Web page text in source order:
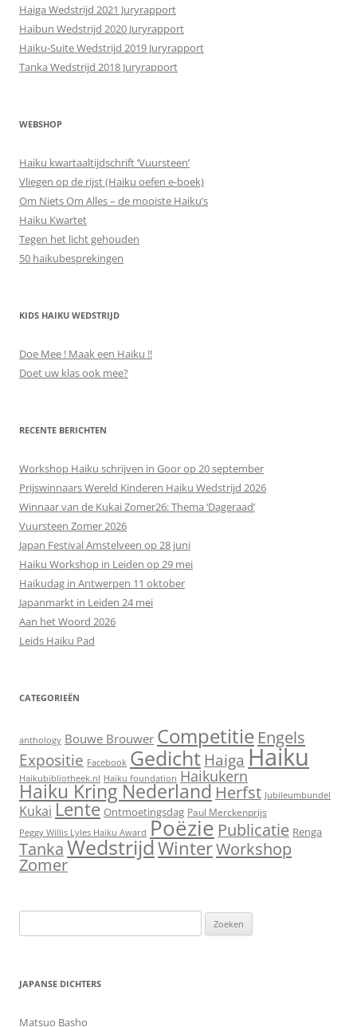
Haiga Wedstrijd 2021 Juryrapport
Haibun Wedstrijd 2020 Juryrapport
Haiku-Suite Wedstrijd 2019 Juryrapport
Tanka Wedstrijd 2018 Juryrapport
WEBSHOP
Haiku kwartaaltijdschrift ‘Vuursteen’
Vliegen op de rijst (Haiku oefen e-boek)
Om Niets Om Alles – de mooiste Haiku’s
Haiku Kwartet
Tegen het licht gehouden
50 haikubesprekingen
KIDS HAIKU WEDSTRIJD
Doe Mee ! Maak een Haiku !!
Doet uw klas ook mee?
RECENTE BERICHTEN
Workshop Haiku schrijven in Goor op 20 september
Prijswinnaars Wereld Kinderen Haiku Wedstrijd 2026
Winnaar van de Kukai Zomer26: Thema ‘Dageraad’
Vuursteen Zomer 2026
Japan Festival Amstelveen op 28 juni
Haiku Workshop in Leiden op 29 mei
Haikudag in Antwerpen 11 oktober
Japanmarkt in Leiden 24 mei
Aan het Woord 2026
Leids Haiku Pad
CATEGORIEËN
anthology Bouwe Brouwer Competitie Engels
Expositie Facebook Gedicht Haiga Haiku
Haikubibliotheek.nl Haiku foundation Haikukern
Haiku Kring Nederland Herfst Jubileumbundel
Kukai Lente Ontmoetingsdag Paul Merckenprijs
Peggy Willis Lyles Haiku Award Poëzie Publicatie Renga
TankaWedstrijdWinterWorkshop
Zomer
naar:
JAPANSE DICHTERS
Matsuo Basho